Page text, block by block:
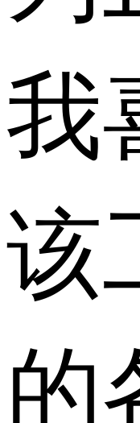
我
该
的